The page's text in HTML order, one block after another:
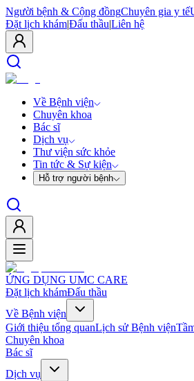
Người bệnh & Cộng đồngChuyên gia y tế
Đặt lịch khám|Đấu thầu|Liên hệ
Về Bệnh viện
Chuyên khoa
Bác sĩ
Dịch vụ
Thư viện sức khỏe
Tin tức & Sự kiện
Hỗ trợ người bệnh
ỨNG DỤNG UMC CARE
Đặt lịch khámĐấu thầu
Về Bệnh viện
Giới thiệu tổng quanLịch sử Bệnh viện
Chuyên khoa
Bác sĩ
Dịch vụ